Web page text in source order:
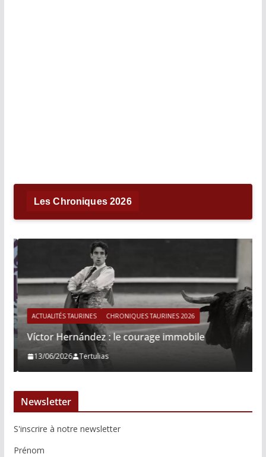
Les Chroniques 2026
ACTUALITÉS TAURINES CHRONIQUES TAURINES 2026
Víctor Hernández : le courage immobile
13/06/2026 Tertulias
Newsletter
S'inscrire à notre newsletter
Prénom